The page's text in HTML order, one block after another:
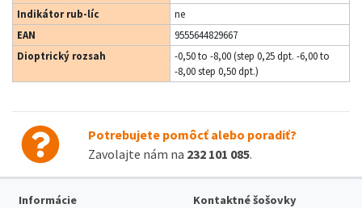
Indikátor rub-líc
ne
EAN
9555644829667
Dioptrický rozsah
-0,50 to -8,00 (step 0,25 dpt. -6,00 to
-8,00 step 0,50 dpt.)
Potrebujete pomôcť alebo poradiť?
Zavolajte nám na 232 101 085.
Informácie
Kontaktné šošovky